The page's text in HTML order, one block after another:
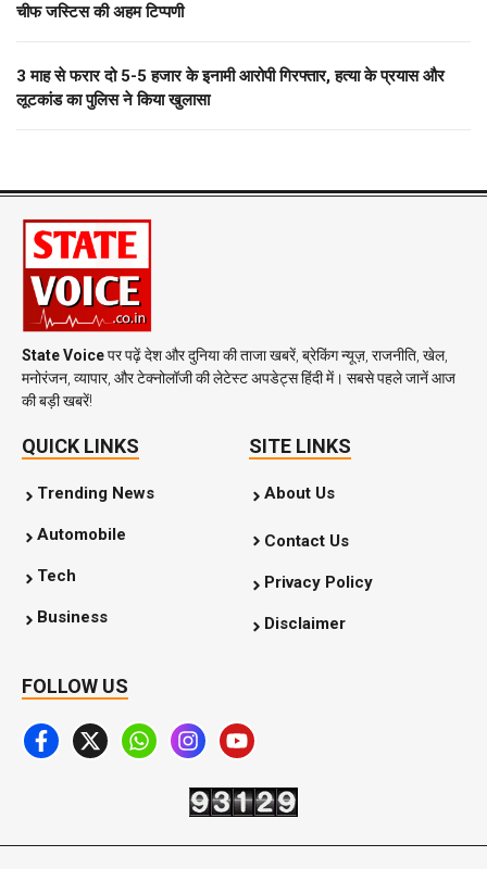
चीफ जस्टिस की अहम टिप्पणी
3 माह से फरार दो ₹5-5 हजार के इनामी आरोपी गिरफ्तार, हत्या के प्रयास और
लूटकांड का पुलिस ने किया खुलासा
State Voiceपर पढ़ें देश और दुनिया की ताजा खबरें, ब्रेकिंग न्यूज़, राजनीति, खेल,
मनोरंजन, व्यापार, और टेक्नोलॉजी की लेटेस्ट अपडेट्स हिंदी में। सबसे पहले जानें आज
की बड़ी खबरें!
QUICK LINKS
Trending News
Automobile
Tech
Business
SITE LINKS
About Us
Contact Us
Privacy Policy
Disclaimer
FOLLOW US